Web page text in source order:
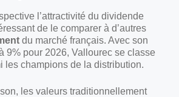
l’attractivité du dividende
de le comparer à d’autres
du marché français. Avec son
9% pour 2026, Vallourec se classe
les champions de la distribution.
les valeurs traditionnellement